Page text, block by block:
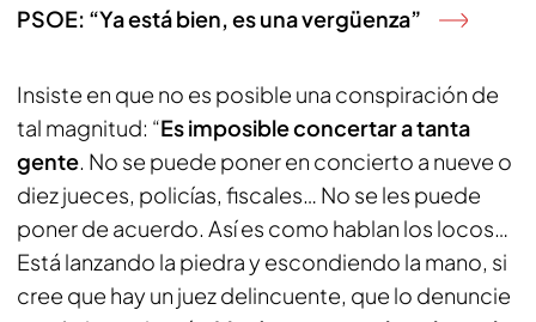
PSOE: “Ya está bien, es una vergüenza”
Insiste en que no es posible una conspiración de
tal magnitud: “Es imposible concertar a tanta
gente. No se puede poner en concierto a nueve o
diez jueces, policías, fiscales… No se les puede
poner de acuerdo. Así es como hablan los locos…
Está lanzando la piedra y escondiendo la mano, si
cree que hay un juez delincuente, que lo denuncie